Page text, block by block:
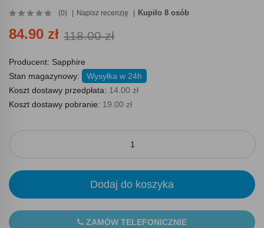
(0) Napisz recenzję Kupiło 8 osób
84.90 zł 118.00 zł
Producent: Sapphire
Stan magazynowy:
Wysyłka w 24h
Koszt dostawy przedpłata: 14.00 zł
Koszt dostawy pobranie: 19.00 zł
Dodaj do koszyka
ZAMÓW TELEFONICZNIE